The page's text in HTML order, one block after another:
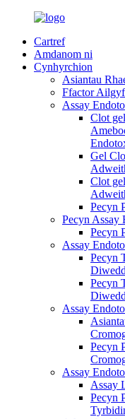
Cartref
Amdanom ni
Cynhyrchion
Asiantau
Ffactor
Assay
Clot
Gel
Clot
Pecyn
Pecyn
Pecyn
Assay
Pecyn
Pecyn
Assay
Pecyn
Assay
Assay
Pecyn